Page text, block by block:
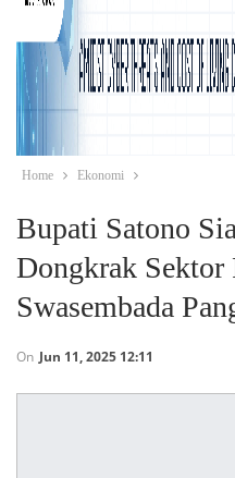
Home Ekonomi
Bupati Satono
Dongkrak Sektor
Swasembada
On Jun 11, 2025 12:11